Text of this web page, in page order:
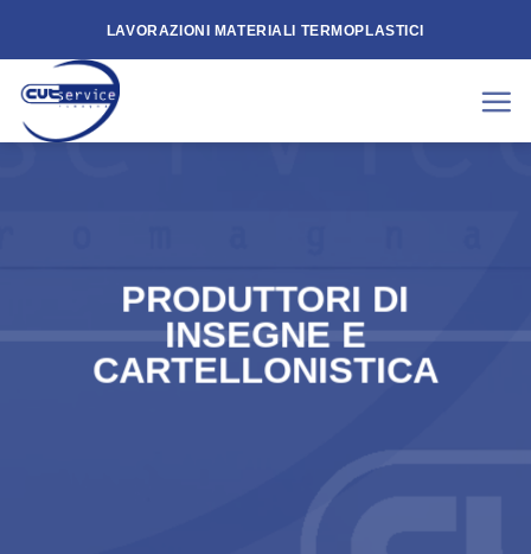
content
LAVORAZIONI MATERIALI TERMOPLASTICI
PRODUTTORI DI
INSEGNE E
CARTELLONISTICA